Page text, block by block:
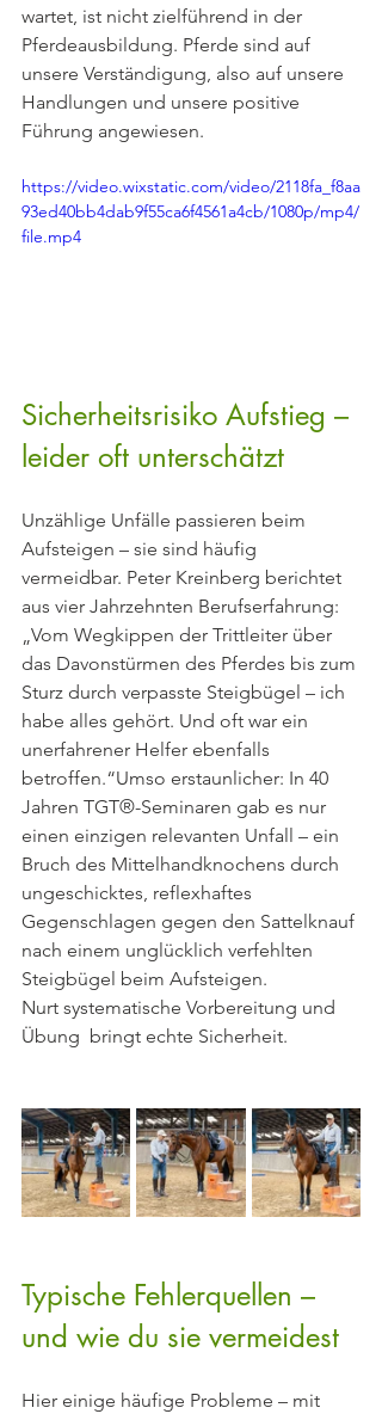
wartet, ist nicht zielführend in der
Pferdeausbildung. Pferde sind auf
unsere Verständigung, also auf unsere
Handlungen und unsere positive
Führung angewiesen.
https://video.wixstatic.com/video/2118fa_f8aa
93ed40bb4dab9f55ca6f4561a4cb/1080p/mp4/
file.mp4
Sicherheitsrisiko Aufstieg –
leider oft unterschätzt
Unzählige Unfälle passieren beim
Aufsteigen – sie sind häufig
vermeidbar. Peter Kreinberg berichtet
aus vier Jahrzehnten Berufserfahrung:
„Vom Wegkippen der Trittleiter über
das Davonstürmen des Pferdes bis zum
Sturz durch verpasste Steigbügel – ich
habe alles gehört. Und oft war ein
unerfahrener Helfer ebenfalls
betroffen.“Umso erstaunlicher: In 40
Jahren TGT®-Seminaren gab es nur
einen einzigen relevanten Unfall – ein
Bruch des Mittelhandknochens durch
ungeschicktes, reflexhaftes
Gegenschlagen gegen den Sattelknauf
nach einem unglücklich verfehlten
Steigbügel beim Aufsteigen.
Nurt systematische Vorbereitung und
Übung  bringt echte Sicherheit.
Typische Fehlerquellen –
und wie du sie vermeidest
Hier einige häufige Probleme – mit